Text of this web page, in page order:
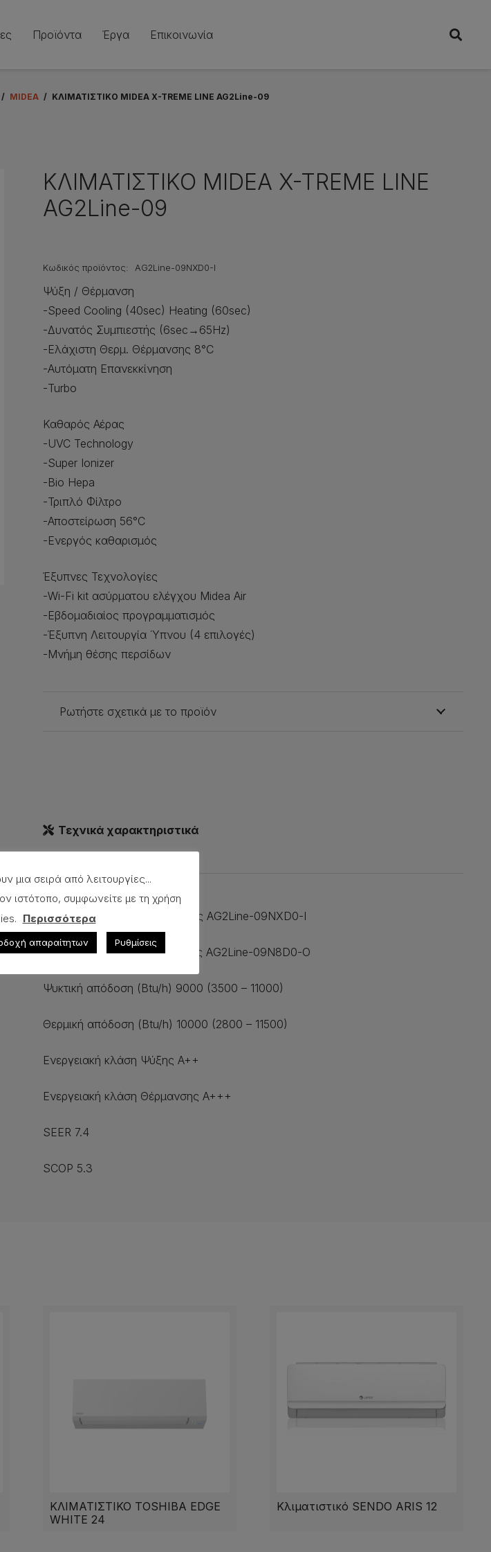
Προϊόντα Έργα Επικοινωνία
/ MIDEA / ΚΛΙΜΑΤΙΣΤΙΚΟ MIDEA X-TREME LINE AG2Line-09
ΚΛΙΜΑΤΙΣΤΙΚΟ MIDEA X-TREME LINE
AG2Line-09
Κωδικός προϊόντος: AG2Line-09NXD0-I
Ψύξη / Θέρμανση
-Speed Cooling (40sec) Heating (60sec)
-Δυνατός Συμπιεστής (6sec→65Hz)
-Ελάχιστη Θερμ. Θέρμανσης 8°C
-Αυτόματη Επανεκκίνηση
-Turbo
Καθαρός Αέρας
-UVC Technology
-Super Ionizer
-Bio Hepa
-Τριπλό Φίλτρο
-Αποστείρωση 56°C
-Ενεργός καθαρισμός
Έξυπνες Τεχνολογίες
-Wi-Fi kit ασύρματου ελέγχου Midea Air
-Εβδομαδιαίος προγραμματισμός
-Έξυπνη Λειτουργία Ύπνου (4 επιλογές)
-Μνήμη θέσης περσίδων
Ρωτήστε σχετικά με το προϊόν
Τεχνικά χαρακτηριστικά
Κωδικός Εσωτερικής Μονάδας AG2Line-09NXD0-I
Κωδικός Εξωτερικής Μονάδας AG2Line-09N8D0-O
Ψυκτική απόδοση (Btu/h) 9000 (3500 – 11000)
Θερμική απόδοση (Btu/h) 10000 (2800 – 11500)
Ενεργειακή κλάση Ψύξης A++
Ενεργειακή κλάση Θέρμανσης A+++
SEER 7.4
SCOP 5.3
ΚΛΙΜΑΤΙΣΤΙΚΟ TOSHIBA EDGE
WHITE 24
Κλιματιστικό SENDO ARIS 12
μια σειρά από λειτουργίες...
ιστότοπο, συμφωνείτε με τη χρήση
Περισσότερα
απαραίτητων Ρυθμίσεις